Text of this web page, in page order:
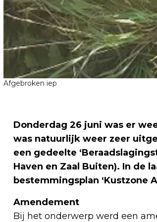
Afgebroken iep
Donderdag 26 juni was er
was natuurlijk weer zeer
een gedeelte
Haven en Zaal Buiten). In de
bestemmingsplan ‘Kustzone
Amendement
Bij het onderwerp werd een